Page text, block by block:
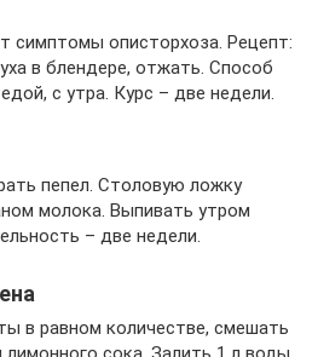
симптомы описторхоза. Рецепт:
в блендере, отжать. Способ
с утра. Курс – две недели.
пепел. Столовую ложку
молока. Выпивать утром
– две недели.
в равном количестве, смешать